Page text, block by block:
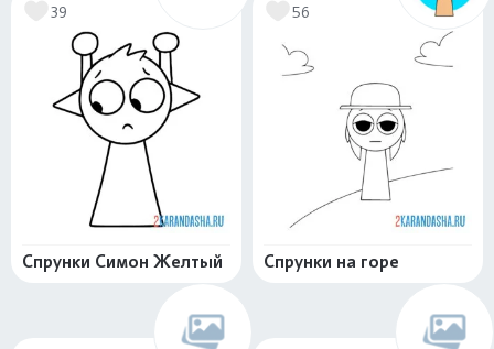
39
Спрунки Симон Желтый
56
Спрунки на горе